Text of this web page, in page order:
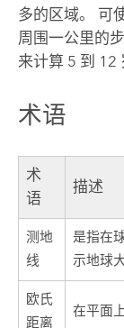
多的区域。 可
周围一公里的
来计算 5 到 12
术语
术
语
描述
测地
线
是指在
示地球
欧氏
距离
在平面